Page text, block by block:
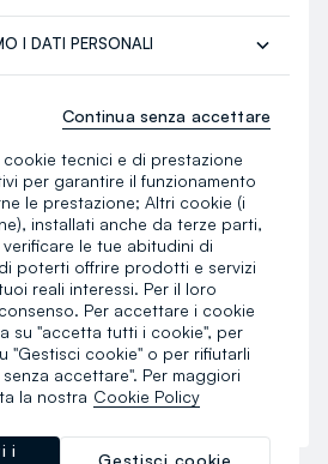
I DATI PERSONALI
PERSONALI IN PAESI EXTRA
PROTEZIONE DEI DATI – DPO
DI CONTATTO DI OVS
15 Aprile 2026
precedentequi.
tecnici e di prestazione
per garantire il funzionamento
le prestazione; Altri cookie (i
installati anche da terze parti,
le tue abitudini di
poterti offrire prodotti e servizi
reali interessi. Per il loro
Per accettare i cookie
su "accetta tutti i cookie", per
"Gestisci cookie" o per rifiutarli
accettare". Per maggiori
la nostra Cookie Policy
Gestisci cookie
i
Continua senza accettare